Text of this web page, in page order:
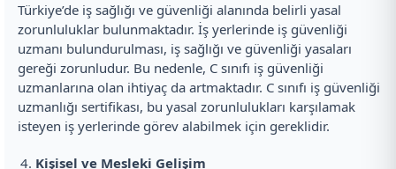
Türkiye’de iş sağlığı ve güvenliği alanında belirli yasal
zorunluluklar bulunmaktadır. İş yerlerinde iş güvenliği
uzmanı bulundurulması, iş sağlığı ve güvenliği yasaları
gereği zorunludur. Bu nedenle, C sınıfı iş güvenliği
uzmanlarına olan ihtiyaç da artmaktadır. C sınıfı iş güvenliği
uzmanlığı sertifikası, bu yasal zorunlulukları karşılamak
isteyen iş yerlerinde görev alabilmek için gereklidir.
Kişisel ve Mesleki Gelişim